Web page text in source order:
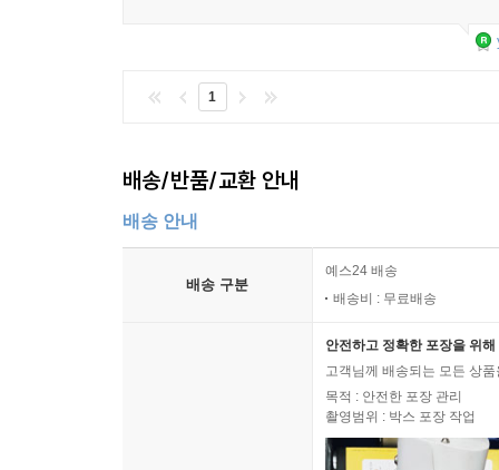
1
배송/반품/교환 안내
배송 안내
배송 구분
예스24 배송
배송비 : 무료배송
안전하고 정확한 포장을 위
고객님께 배송되는 모든 상
목적 : 안전한 포장 관리
촬영범위 : 박스 포장 작업